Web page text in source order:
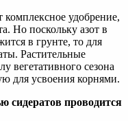
удобрение,
Но поскольку азот в
в грунте, то для
Растительные
вегетативного сезона
для усвоения корнями.
сидератов проводится